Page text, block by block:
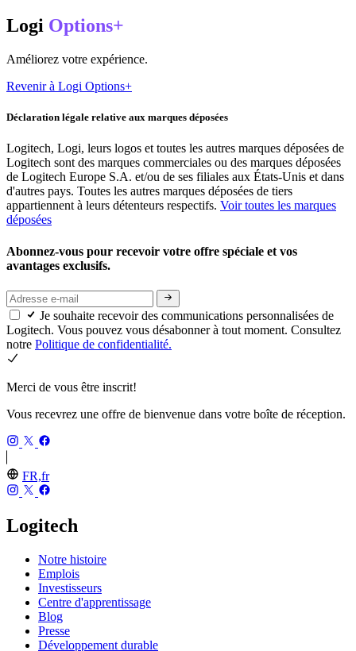
Logi Options+
Améliorez votre expérience.
Revenir à Logi Options+
Déclaration légale relative aux marques déposées
Logitech, Logi, leurs logos et toutes les autres marques déposées de
Logitech sont des marques commerciales ou des marques déposées
de Logitech Europe S.A. et/ou de ses filiales aux États-Unis et dans
d'autres pays. Toutes les autres marques déposées de tiers
appartiennent à leurs détenteurs respectifs. Voir toutes les marques
déposées
Abonnez-vous pour recevoir votre offre spéciale et vos
avantages exclusifs.
Je souhaite recevoir des communications personnalisées de
Logitech. Vous pouvez vous désabonner à tout moment. Consultez
notre Politique de confidentialité.
Merci de vous être inscrit!
Vous recevrez une offre de bienvenue dans votre boîte de réception.
FR,fr
Logitech
Notre histoire
Emplois
Investisseurs
Centre d'apprentissage
Blog
Presse
Développement durable